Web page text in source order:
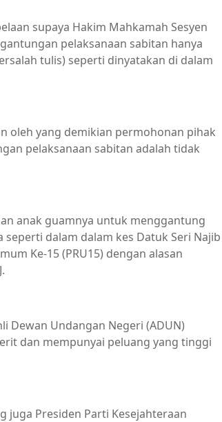
supaya Hakim Mahkamah Sesyen
pelaksanaan sabitan hanya
tulis) seperti dinyatakan di dalam
oleh yang demikian permohonan pihak
pelaksanaan sabitan adalah tidak
anak guamnya untuk menggantung
dalam dalam kes Datuk Seri Najib
Ke-15 (PRU15) dengan alasan
Dewan Undangan Negeri (ADUN)
dan mempunyai peluang yang tinggi
juga Presiden Parti Kesejahteraan